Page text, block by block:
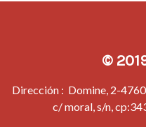
©
Dirección : Domine, 2-
c/ moral, s/n,